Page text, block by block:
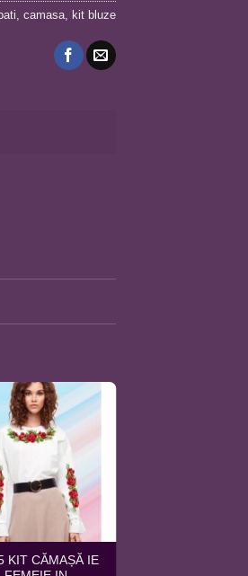
, camasa, kit bluze
KIT CĂMAȘĂ IE